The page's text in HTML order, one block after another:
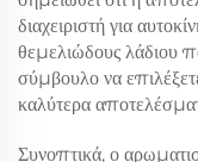
διαχειριστή για
θεμελιώδους λάδιου
σύμβουλο να
καλύτερα
Συνοπτικά, ο